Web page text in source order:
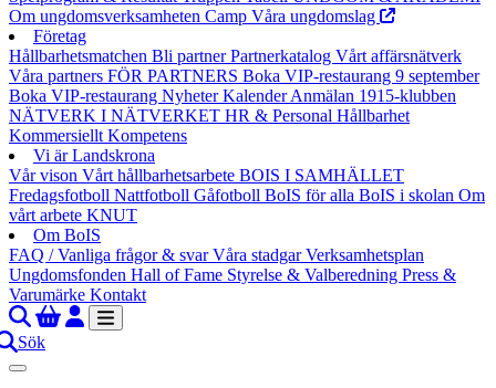
Om ungdomsverksamheten Camp Våra ungdomslag
Företag
Hållbarhetsmatchen Bli partnerPartnerkatalog Vårt affärsnätverk
Våra partners FÖR PARTNERS Boka VIP-restaurang 9 september
Boka VIP-restaurang NyheterKalenderAnmälan 1915-klubben
NÄTVERK I NÄTVERKET HR & Personal Hållbarhet
Kommersiellt Kompetens
Vi är Landskrona
Vår vison Vårt hållbarhetsarbete BOIS I SAMHÄLLET
Fredagsfotboll Nattfotboll Gåfotboll BoIS för alla BoIS i skolan Om
vårt arbete KNUT
Om BoIS
FAQ / Vanliga frågor & svarVåra stadgarVerksamhetsplan
Ungdomsfonden Hall of Fame Styrelse & Valberedning Press &
Varumärke Kontakt
Sök